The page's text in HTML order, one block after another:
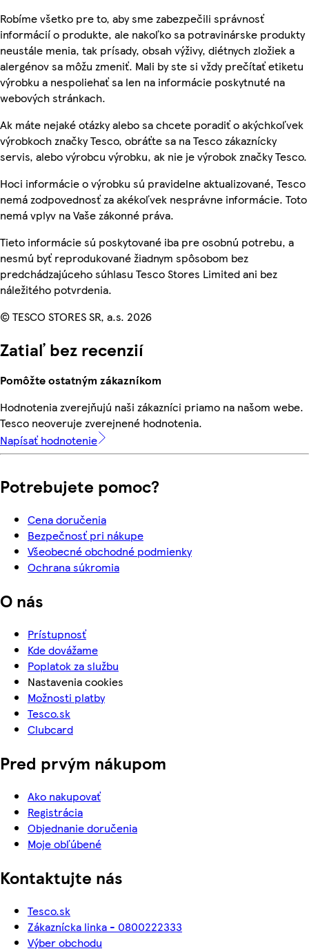
Robíme všetko pre to, aby sme zabezpečili správnosť
informácií o produkte, ale nakoľko sa potravinárske produkty
neustále menia, tak prísady, obsah výživy, diétnych zložiek a
alergénov sa môžu zmeniť. Mali by ste si vždy prečítať etiketu
výrobku a nespoliehať sa len na informácie poskytnuté na
webových stránkach.
Ak máte nejaké otázky alebo sa chcete poradiť o akýchkoľvek
výrobkoch značky Tesco, obráťte sa na Tesco zákaznícky
servis, alebo výrobcu výrobku, ak nie je výrobok značky Tesco.
Hoci informácie o výrobku sú pravidelne aktualizované, Tesco
nemá zodpovednosť za akékoľvek nesprávne informácie. Toto
nemá vplyv na Vaše zákonné práva.
Tieto informácie sú poskytované iba pre osobnú potrebu, a
nesmú byť reprodukované žiadnym spôsobom bez
predchádzajúceho súhlasu Tesco Stores Limited ani bez
náležitého potvrdenia.
© TESCO STORES SR, a.s. 2026
Zatiaľ bez recenzií
Pomôžte ostatným zákazníkom
Hodnotenia zverejňujú naši zákazníci priamo na našom webe.
Tesco neoveruje zverejnené hodnotenia.
Napísať hodnotenie
Potrebujete pomoc?
Cena doručenia
Bezpečnosť pri nákupe
Všeobecné obchodné podmienky
Ochrana súkromia
O nás
Prístupnosť
Kde dovážame
Poplatok za službu
Nastavenia cookies
Možnosti platby
Tesco.sk
Clubcard
Pred prvým nákupom
Ako nakupovať
Registrácia
Objednanie doručenia
Moje obľúbené
Kontaktujte nás
Tesco.sk
Zákaznícka linka - 0800222333
Výber obchodu